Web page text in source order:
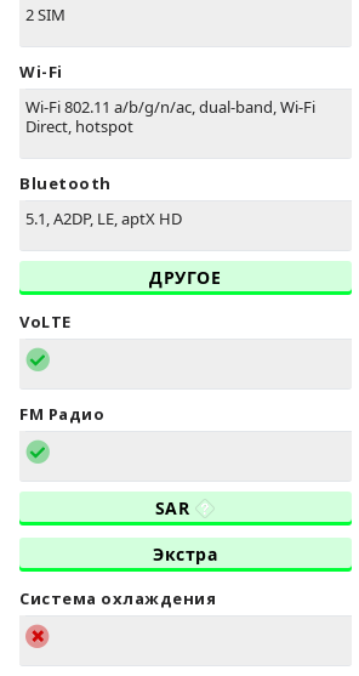
2 SIM
Wi-Fi
Wi-Fi 802.11 a/b/g/n/ac, dual-band, Wi-Fi
Direct, hotspot
Bluetooth
5.1, A2DP, LE, aptX HD
ДРУГОЕ
VoLTE
FM Радио
SAR
Экстра
Система охлаждения